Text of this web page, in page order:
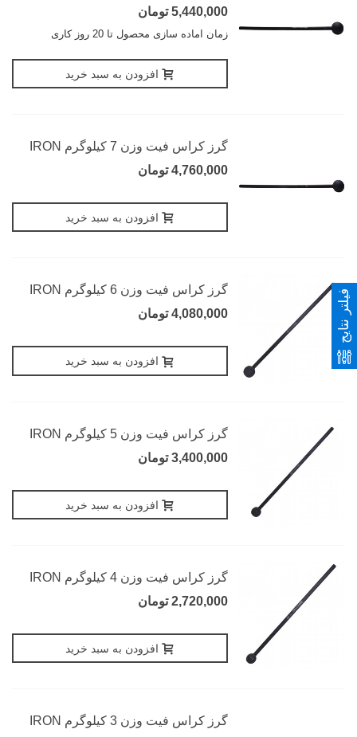
5,440,000 تومان
زمان اماده سازی محصول تا 20 روز کاری
افزودن به سبد خرید
گرز کراس فیت وزن 7 کیلوگرم IRON
4,760,000 تومان
افزودن به سبد خرید
گرز کراس فیت وزن 6 کیلوگرم IRON
4,080,000 تومان
افزودن به سبد خرید
گرز کراس فیت وزن 5 کیلوگرم IRON
3,400,000 تومان
افزودن به سبد خرید
گرز کراس فیت وزن 4 کیلوگرم IRON
2,720,000 تومان
افزودن به سبد خرید
گرز کراس فیت وزن 3 کیلوگرم IRON
فیلتر نتایج